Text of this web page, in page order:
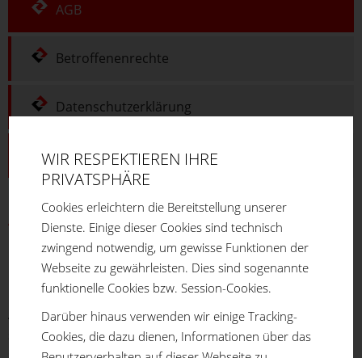
AGB
Betroffenenrechte
Datenschutzerklärung
Impressum
Allgemeine
Geschäftsbedingungen
I. Allgemeines
Allen Lieferungen und Leistungen liegen diesen Bedingungen
sowie etwaige gesonderte vertraglichen Vereinbarungen
zugrunde. Abweichende allgemeine Geschäftsbedingungen des
WIR RESPEKTIEREN IHRE
PRIVATSPHÄRE
Cookies erleichtern die Bereitstellung unserer
Dienste. Einige dieser Cookies sind technisch
zwingend notwendig, um gewisse Funktionen der
Webseite zu gewährleisten. Dies sind sogenannte
funktionelle Cookies bzw. Session-Cookies.
Darüber hinaus verwenden wir einige Tracking-
Cookies, die dazu dienen, Informationen über das